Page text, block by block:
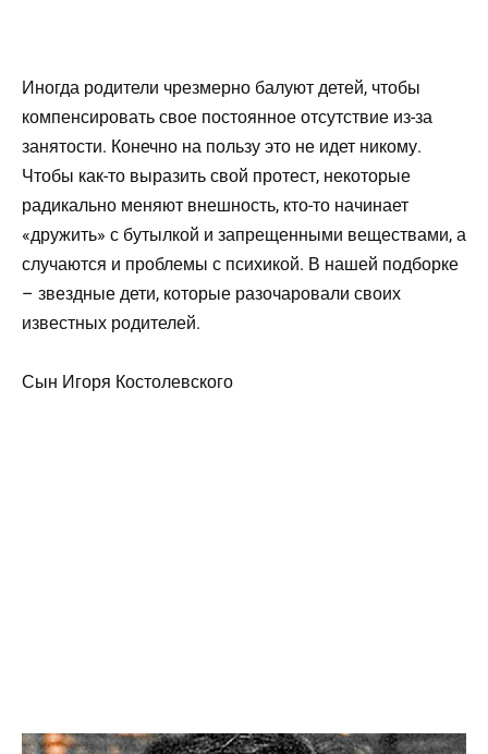
Иногда родители чрезмерно балуют детей, чтобы
компенсировать свое постоянное отсутствие из-за
занятости. Конечно на пользу это не идет никому.
Чтобы как-то выразить свой протест, некоторые
радикально меняют внешность, кто-то начинает
«дружить» с бутылкой и запрещенными веществами, а
случаются и проблемы с психикой. В нашей подборке
– звездные дети, которые разочаровали своих
известных родителей.
Сын Игоря Костолевского